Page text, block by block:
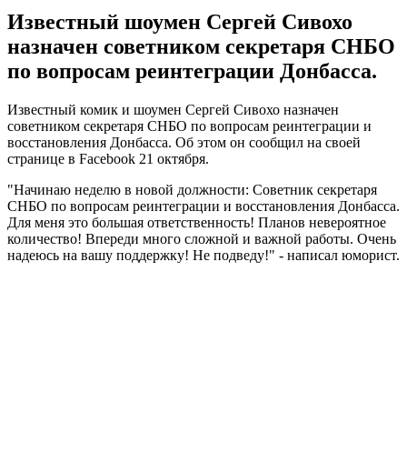
Известный шоумен Сергей Сивохо
назначен советником секретаря СНБО
по вопросам реинтеграции Донбасса.
Известный комик и шоумен Сергей Сивохо назначен
советником секретаря СНБО по вопросам реинтеграции и
восстановления Донбасса. Об этом он сообщил на своей
странице в Facebook 21 октября.
"Начинаю неделю в новой должности: Советник секретаря
СНБО по вопросам реинтеграции и восстановления Донбасса.
Для меня это большая ответственность! Планов невероятное
количество! Впереди много сложной и важной работы. Очень
надеюсь на вашу поддержку! Не подведу!" - написал юморист.